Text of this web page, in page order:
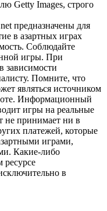
Getty Images, строго
предназначены для
в азартных играх
Соблюдайте
игры. При
зависимости
Помните, что
являться источником
Информационный
игры на реальные
не принимает ни в
платежей, которые
играми,
Какие-либо
в